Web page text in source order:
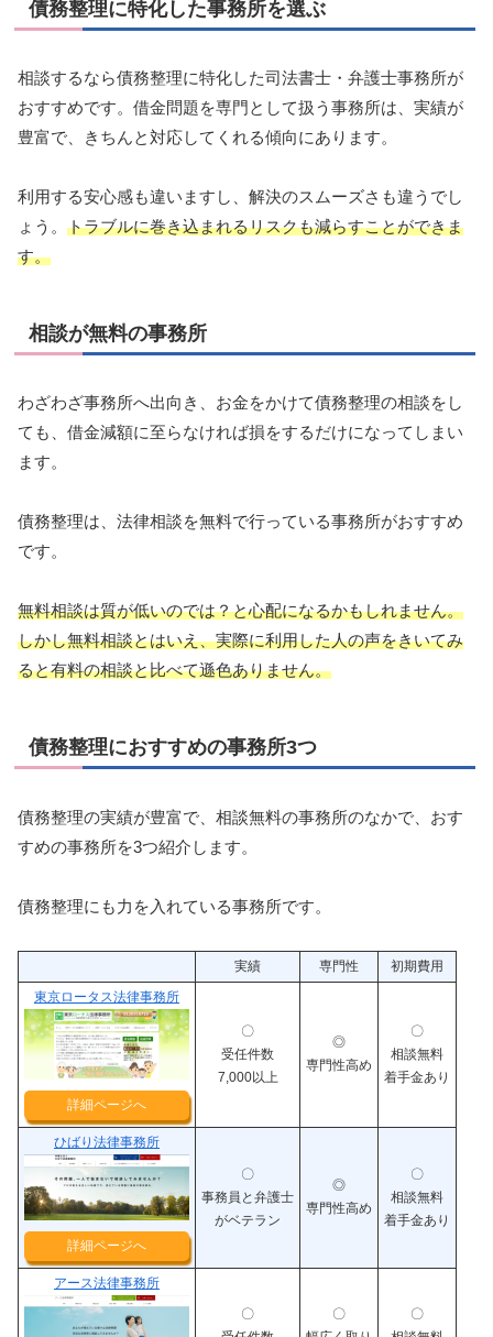
債務整理に特化した事務所を選ぶ
相談するなら債務整理に特化した司法書士・弁護士事務所が
おすすめです。借金問題を専門として扱う事務所は、実績が
豊富で、きちんと対応してくれる傾向にあります。
利用する安心感も違いますし、解決のスムーズさも違うでし
ょう。 トラブルに巻き込まれるリスクも減らすことができま
す。
相談が無料の事務所
わざわざ事務所へ出向き、お金をかけて債務整理の相談をし
ても、借金減額に至らなければ損をするだけになってしまい
ます。
債務整理は、法律相談を無料で行っている事務所がおすすめ
です。
無料相談は質が低いのでは？と心配になるかもしれません。
しかし無料相談とはいえ、実際に利用した人の声をきいてみ
ると有料の相談と比べて遜色ありません。
債務整理におすすめの事務所3つ
債務整理の実績が豊富で、相談無料の事務所のなかで、おす
すめの事務所を3つ紹介します。
債務整理にも力を入れている事務所です。
実績 専門性
初期費用
東京ロータス法律事務所
詳細ページへ
〇
受任件数
7,000以上
◎
専門性高め
〇
相談無料
着手金あり
ひばり法律事務所
詳細ページへ
〇
事務員と弁護士
がベテラン
◎
専門性高め
〇
相談無料
着手金あり
アース法律事務所
〇
〇
〇